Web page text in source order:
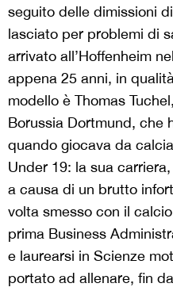
seguito delle dimissioni
lasciato per problemi di
arrivato all’Hoffenheim
appena 25 anni, in
modello è Thomas
Borussia Dortmund, che
quando giocava da
Under 19: la sua
a causa di un brutto
volta smesso con il
prima Business
e laurearsi in Scienze
portato ad allenare, fin